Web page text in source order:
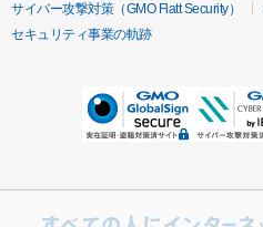
サイバー攻撃対策（GMO Flatt Security）
セキュリティ事業の軌跡